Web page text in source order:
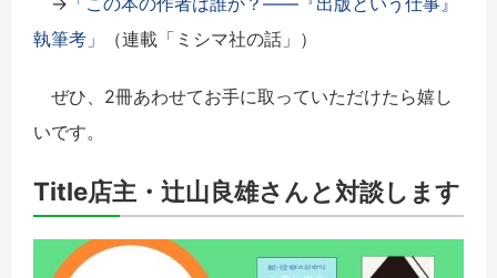
執筆考」
（連載「ミシマ社の話」）
ぜひ、2冊あわせてお手に取っていただけたら嬉し
いです。
Title店主・辻山良雄さんと対談します